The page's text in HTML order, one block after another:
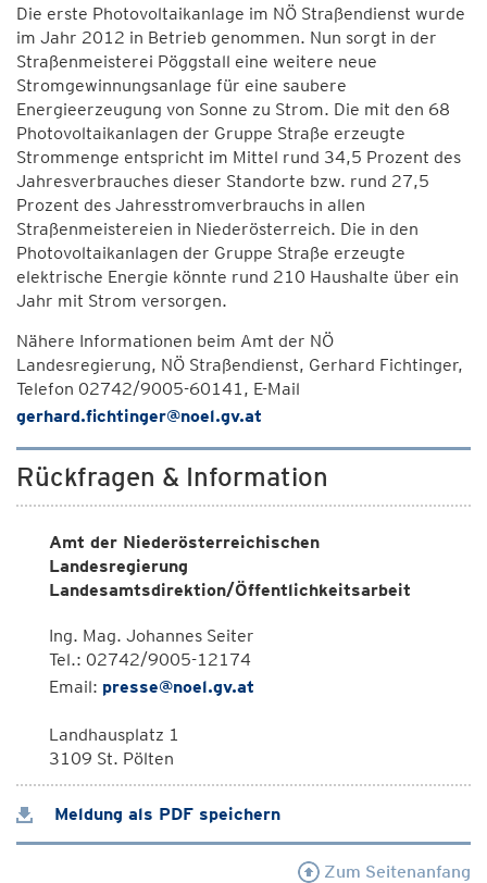
Die erste Photovoltaikanlage im NÖ Straßendienst wurde
im Jahr 2012 in Betrieb genommen. Nun sorgt in der
Straßenmeisterei Pöggstall eine weitere neue
Stromgewinnungsanlage für eine saubere
Energieerzeugung von Sonne zu Strom. Die mit den 68
Photovoltaikanlagen der Gruppe Straße erzeugte
Strommenge entspricht im Mittel rund 34,5 Prozent des
Jahresverbrauches dieser Standorte bzw. rund 27,5
Prozent des Jahresstromverbrauchs in allen
Straßenmeistereien in Niederösterreich. Die in den
Photovoltaikanlagen der Gruppe Straße erzeugte
elektrische Energie könnte rund 210 Haushalte über ein
Jahr mit Strom versorgen.
Nähere Informationen beim Amt der NÖ
Landesregierung, NÖ Straßendienst, Gerhard Fichtinger,
Telefon 02742/9005-60141, E-Mail
gerhard.fichtinger@noel.gv.at
Rückfragen & Information
Amt der Niederösterreichischen
Landesregierung
Landesamtsdirektion/Öffentlichkeitsarbeit
Ing. Mag. Johannes Seiter
Tel.: 02742/9005-12174
Email: presse@noel.gv.at
Landhausplatz 1
3109 St. Pölten
Meldung als PDF speichern
Zum Seitenanfang